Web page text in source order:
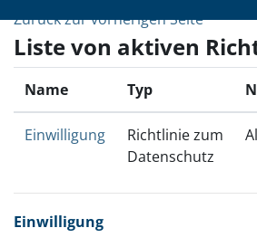
Zurück zur vorherigen Seite
Liste von aktiven
Name Typ
Einwilligung
Richtlinie zum
Datenschutz
Einwilligung